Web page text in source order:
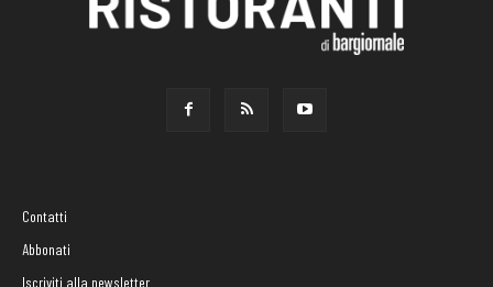
Contatti
Abbonati
Iscriviti alla newsletter